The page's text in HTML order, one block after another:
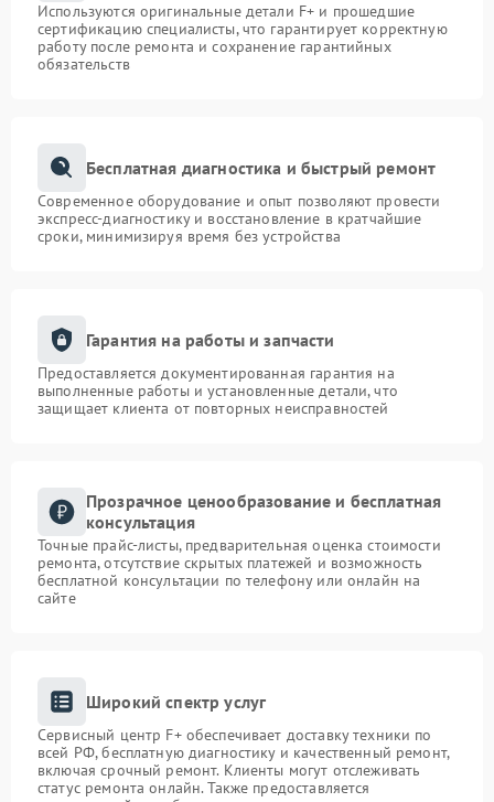
Используются оригинальные детали F+ и прошедшие
сертификацию специалисты, что гарантирует корректную
работу после ремонта и сохранение гарантийных
обязательств
Бесплатная диагностика и быстрый ремонт
Современное оборудование и опыт позволяют провести
экспресс-диагностику и восстановление в кратчайшие
сроки, минимизируя время без устройства
Гарантия на работы и запчасти
Предоставляется документированная гарантия на
выполненные работы и установленные детали, что
защищает клиента от повторных неисправностей
Прозрачное ценообразование и бесплатная
консультация
Точные прайс-листы, предварительная оценка стоимости
ремонта, отсутствие скрытых платежей и возможность
бесплатной консультации по телефону или онлайн на
сайте
Широкий спектр услуг
Сервисный центр F+ обеспечивает доставку техники по
всей РФ, бесплатную диагностику и качественный ремонт,
включая срочный ремонт. Клиенты могут отслеживать
статус ремонта онлайн. Также предоставляется